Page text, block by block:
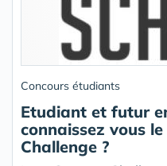
Concours étudiants
Etudiant et futur
connaissez vous
Challenge ?